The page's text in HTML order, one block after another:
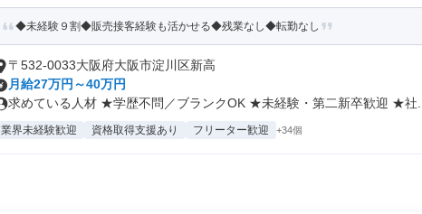
◆未経験９割◆販売接客経験も活かせる◆残業なし◆転勤なし
〒532-0033大阪府大阪市淀川区新高
月給27万円～40万円
求めている人材 ★学歴不問／ブランクOK ★未経験・第二新卒歓迎 ★社...
業界未経験歓迎 資格取得支援あり フリーター歓迎 +34個